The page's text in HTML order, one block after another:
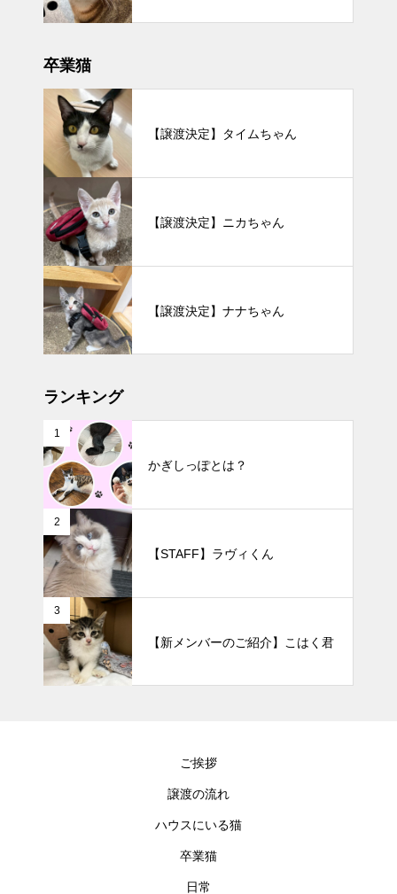
卒業猫
【譲渡決定】タイムちゃん
【譲渡決定】ニカちゃん
【譲渡決定】ナナちゃん
ランキング
1
かぎしっぽとは？
2
【STAFF】ラヴィくん
3
【新メンバーのご紹介】こはく君
ご挨拶
譲渡の流れ
ハウスにいる猫
卒業猫
日常